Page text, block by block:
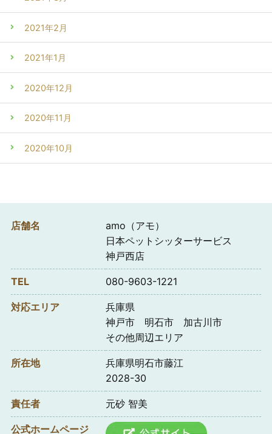
2021年2月
2021年1月
2020年12月
2020年11月
2020年10月
店舗名
amo（アモ）
日本ペットシッターサービス
神戸西店
TEL 080-9603-1221
対応エリア
兵庫県
神戸市 明石市 加古川市
その他周辺エリア
所在地
兵庫県明石市藤江
2028-30
責任者 元砂 智美
公式ホームページ